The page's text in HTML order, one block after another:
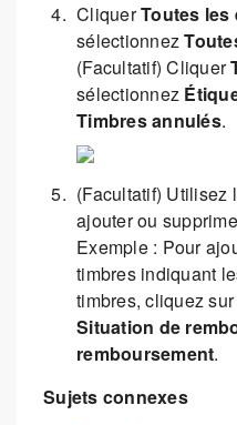
CliquerToutes
sélectionnez
(Facultatif) Cliquer
sélectionnez
Timbres annulés.
(Facultatif) Utilisez
ajouter ou
Exemple : Pour
timbres indiquant
timbres, cliquez
Situation de
remboursement.
Sujets connexes